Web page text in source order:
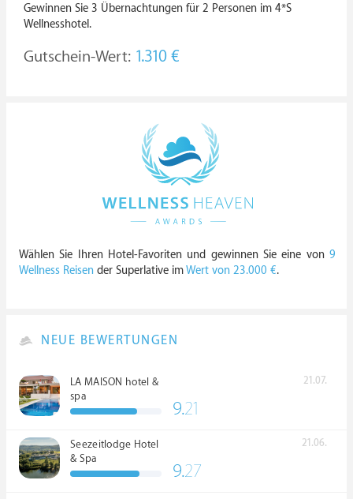
Gewinnen Sie 3 Übernachtungen für 2 Personen im 4*S
Wellnesshotel.
Gutschein-Wert: 1.310 €
Wählen Sie Ihren Hotel-Favoriten und gewinnen Sie eine von 9
Wellness Reisen der Superlative imWert von 23.000 €.
NEUE BEWERTUNGEN
LA MAISON hotel &
spa
21.07.
9.21
Seezeitlodge Hotel
& Spa
21.06.
9.27